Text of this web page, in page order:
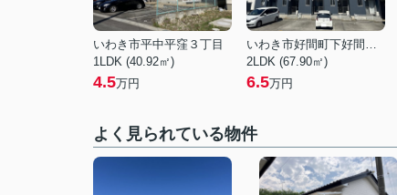
いわき市平中平窪３丁目
1LDK (40.92㎡)
4.5万円
いわき市好間町下好間字中島
2LDK (67.90㎡)
6.5万円
よく見られている物件